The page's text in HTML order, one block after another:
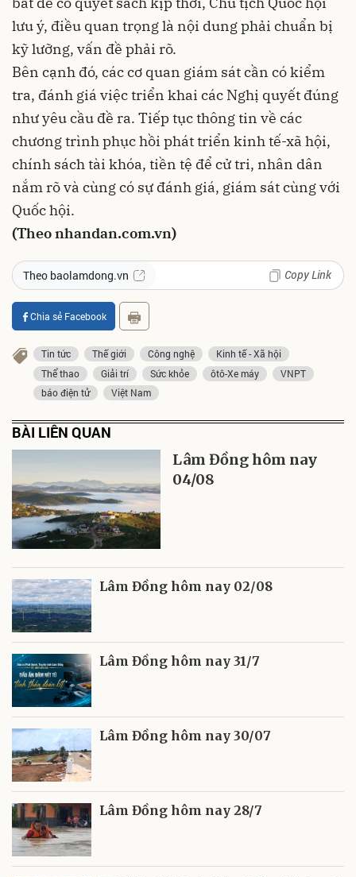
lưu ý, điều quan trọng là nội dung phải chuẩn bị
kỹ lưỡng, vấn đề phải rõ.
Bên cạnh đó, các cơ quan giám sát cần có kiểm
tra, đánh giá việc triển khai các Nghị quyết đúng
như yêu cầu đề ra. Tiếp tục thông tin về các
chương trình phục hồi phát triển kinh tế-xã hội,
chính sách tài khóa, tiền tệ để cử tri, nhân dân
nắm rõ và cùng có sự đánh giá, giám sát cùng với
Quốc hội.
(Theo nhandan.com.vn)
Theo baolamdong.vn Copy Link
Chia sẻ Facebook
Tin tức Thế giới Công nghệ
Kinh tế - Xã hội
Thể thao
Giải trí Sức khỏe ôtô-Xe máy
VNPT
báo điện tử
Việt Nam
BÀI LIÊN QUAN
Lâm Đồng hôm nay
04/08
Lâm Đồng hôm nay 02/08
Lâm Đồng hôm nay 31/7
Lâm Đồng hôm nay 30/07
Lâm Đồng hôm nay 28/7